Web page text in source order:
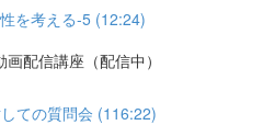
を考える-5 (12:24)
配信講座（配信中）
ての質問会 (116:22)